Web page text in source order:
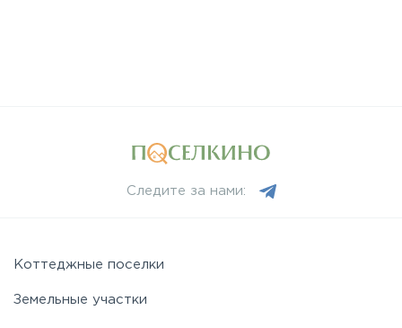
Следите за нами:
Коттеджные поселки
Земельные участки